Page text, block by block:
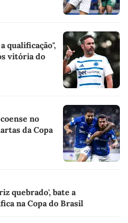
qualificação",
vitória do
no
da Copa
quebrado', bate a
na Copa do Brasil